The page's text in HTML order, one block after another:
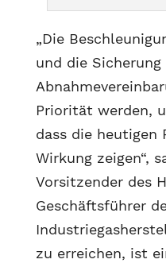
„Die
und die
Priorität werden,
dass die heutigen
Wirkung zeigen“,
Vorsitzender des
Geschäftsführer
zu erreichen, ist